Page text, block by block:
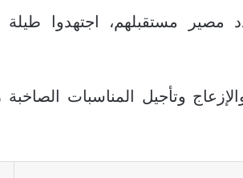
مصير مستقبلهم، اجتهدوا طيلة
وتأجيل المناسبات الصاخبة